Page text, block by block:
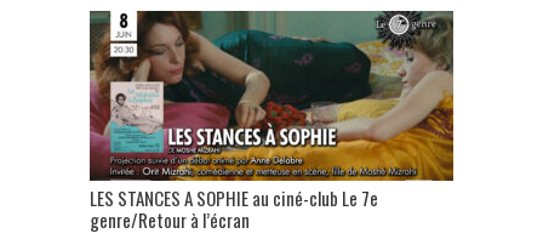
LES STANCES A SOPHIE au ciné-club Le 7e
genre/Retour à l’écran